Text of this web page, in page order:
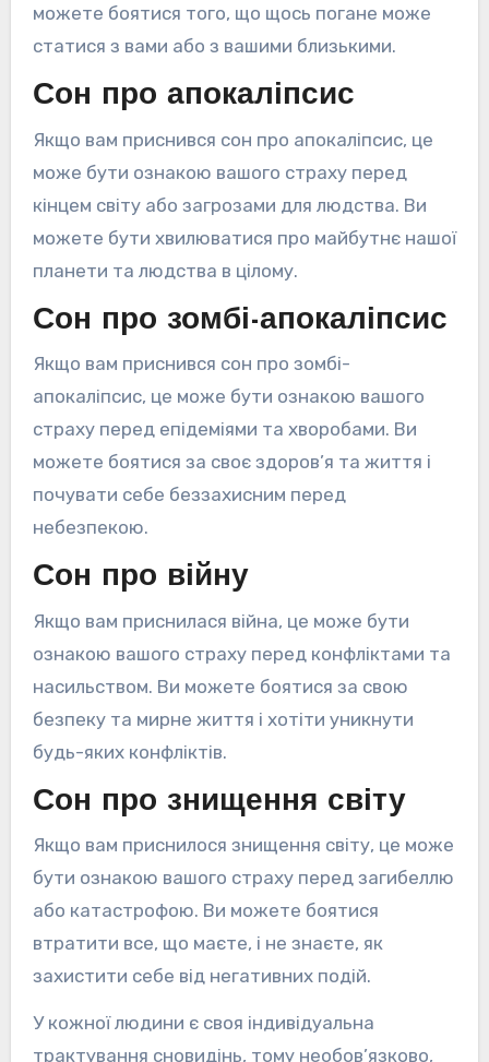
можете боятися того, що щось погане може
статися з вами або з вашими близькими.
Сон про апокаліпсис
Якщо вам приснився сон про апокаліпсис, це
може бути ознакою вашого страху перед
кінцем світу або загрозами для людства. Ви
можете бути хвилюватися про майбутнє нашої
планети та людства в цілому.
Сон про зомбі-апокаліпсис
Якщо вам приснився сон про зомбі-
апокаліпсис, це може бути ознакою вашого
страху перед епідеміями та хворобами. Ви
можете боятися за своє здоров’я та життя і
почувати себе беззахисним перед
небезпекою.
Сон про війну
Якщо вам приснилася війна, це може бути
ознакою вашого страху перед конфліктами та
насильством. Ви можете боятися за свою
безпеку та мирне життя і хотіти уникнути
будь-яких конфліктів.
Сон про знищення світу
Якщо вам приснилося знищення світу, це може
бути ознакою вашого страху перед загибеллю
або катастрофою. Ви можете боятися
втратити все, що маєте, і не знаєте, як
захистити себе від негативних подій.
У кожної людини є своя індивідуальна
трактування сновидінь, тому необов’язково,